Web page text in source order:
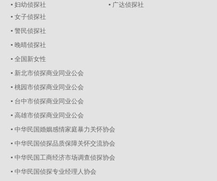
▪ 妇幼侦探社
▪ 广达侦探社
▪ 女子侦探社
▪ 警民侦探社
▪ 晚晴侦探社
▪ 全国新女性
▪ 新北市侦探商业同业公会
▪ 桃园市侦探商业同业公会
▪ 台中市侦探商业同业公会
▪ 高雄市侦探商业同业公会
▪ 中华民国婚姻感情家庭暴力关怀协会
▪ 中华民国侦探品质保障关怀交流协会
▪ 中华民国工商经济市场调查侦探协会
▪ 中华民国侦探专业经理人协会